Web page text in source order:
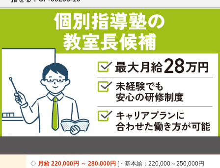
月給 220,000円 ～ 280,000円 ・基本給：220,000～250,000円